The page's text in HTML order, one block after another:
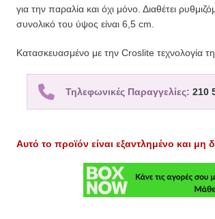
για την παραλία και όχι μόνο. Διαθέτει
συνολικό του ύψος είναι 6,5 cm.
Κατασκευασμένο με την Croslite τεχνολογία
Τηλεφωνικές Παραγγελίες: 210
Αυτό το προϊόν είναι εξαντλημένο και μη